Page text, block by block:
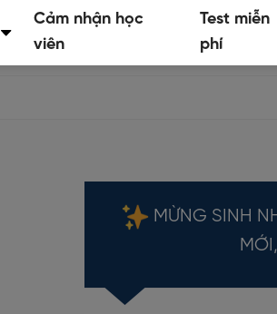
Cảm nhận học
viên
Test miễn
phí
MỪNG SINH